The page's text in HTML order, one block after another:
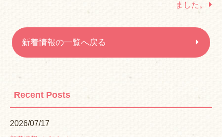
ました。
新着情報の一覧へ戻る
Recent Posts
2026/07/17